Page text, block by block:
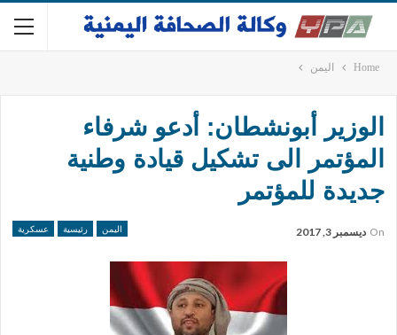
Home اليمن
الوزير أبونشطان: أدعو شرفاء
المؤتمر الى تشكيل قيادة وطنية
جديدة للمؤتمر
اليمن رئيسية عسكرية On ديسمبر 3, 2017